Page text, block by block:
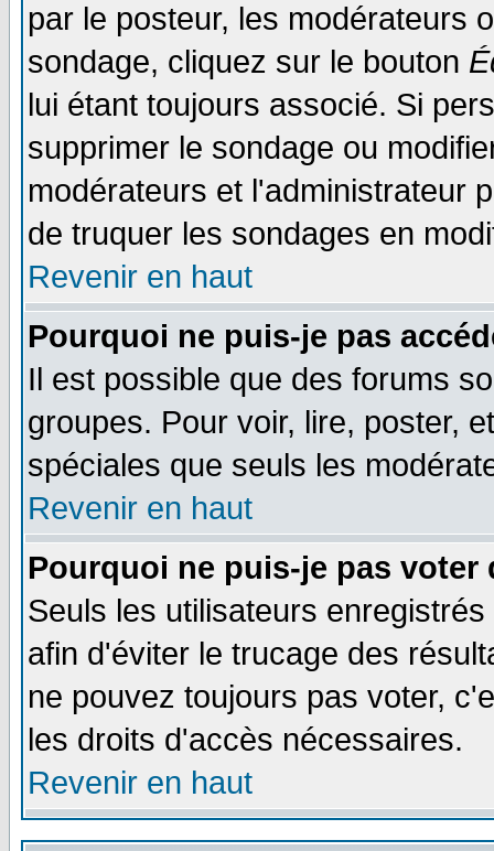
par le posteur, les modérateurs
sondage, cliquez sur le bouton
lui étant toujours associé. Si
supprimer le sondage ou
modérateurs et l'administrateur
de truquer les sondages en
Revenir en haut
Pourquoi ne puis-je pas
Il est possible que des forums
groupes. Pour voir, lire, poster,
spéciales que seuls les
Revenir en haut
Pourquoi ne puis-je pas voter
Seuls les utilisateurs
afin d'éviter le trucage des
ne pouvez toujours pas voter,
les droits d'accès nécessaires.
Revenir en haut